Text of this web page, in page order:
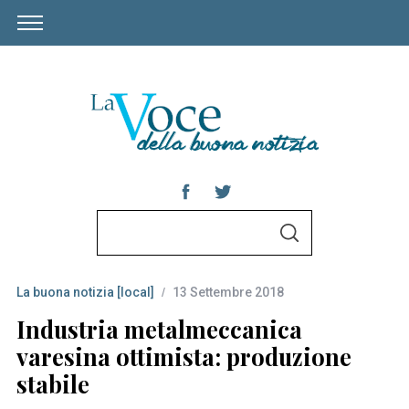
r
c
h
S
La buona notizia [local] 13 Settembre 2018
Industria metalmeccanica
varesina ottimista: produzione
stabile